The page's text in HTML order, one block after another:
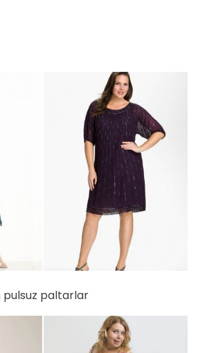
pulsuz paltarlar